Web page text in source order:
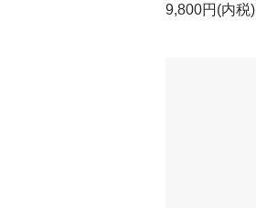
9,800円(内税)